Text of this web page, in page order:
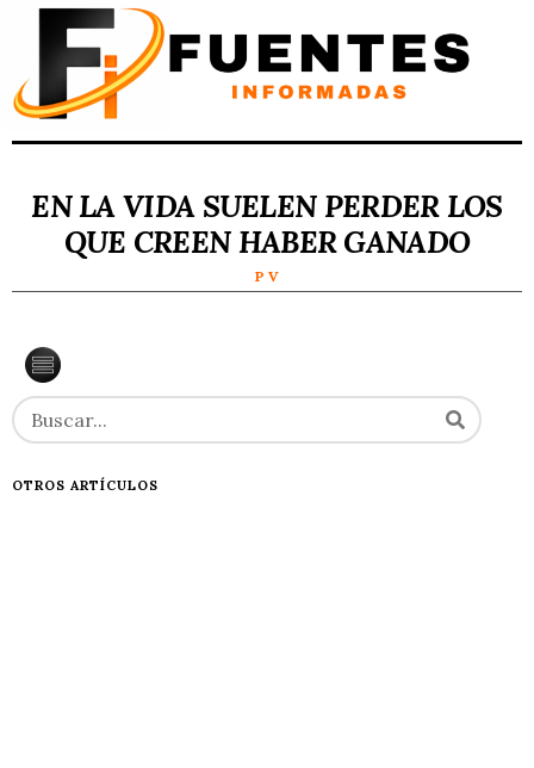
EN LA VIDA SUELEN PERDER LOS
QUE CREEN HABER GANADO
P V
OTROS ARTÍCULOS